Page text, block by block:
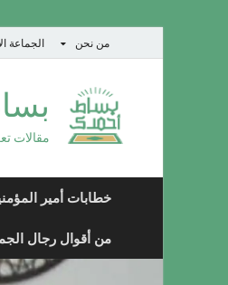
من نحن الجماعة
مقالات
خطابات أمير
من أقوال رجال